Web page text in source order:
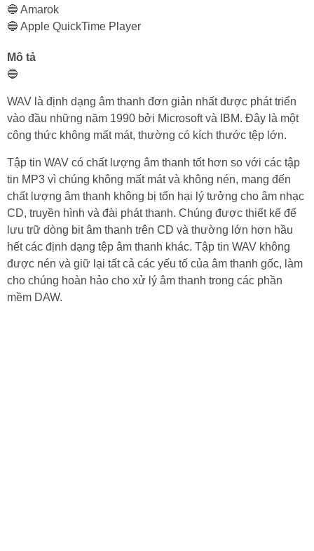
🔵 Amarok
🔵 Apple QuickTime Player
Mô tả
🔵
WAV là định dạng âm thanh đơn giản nhất được phát triển
vào đầu những năm 1990 bởi Microsoft và IBM. Đây là một
công thức không mất mát, thường có kích thước tệp lớn.
Tập tin WAV có chất lượng âm thanh tốt hơn so với các tập
tin MP3 vì chúng không mất mát và không nén, mang đến
chất lượng âm thanh không bị tổn hại lý tưởng cho âm nhạc
CD, truyền hình và đài phát thanh. Chúng được thiết kế để
lưu trữ dòng bit âm thanh trên CD và thường lớn hơn hầu
hết các định dạng tệp âm thanh khác. Tập tin WAV không
được nén và giữ lại tất cả các yếu tố của âm thanh gốc, làm
cho chúng hoàn hảo cho xử lý âm thanh trong các phần
mềm DAW.